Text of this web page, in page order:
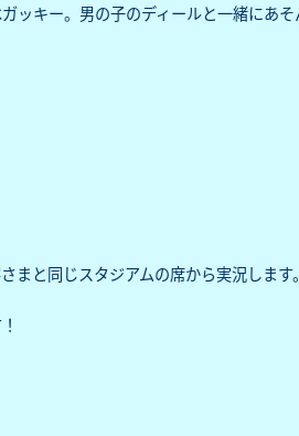
ッキー。男の子のディールと一緒にあそ
まと同じスタジアムの席から実況しま